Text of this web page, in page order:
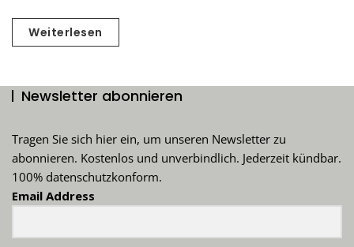
Weiterlesen
Newsletter abonnieren
Tragen Sie sich hier ein, um unseren Newsletter zu
abonnieren. Kostenlos und unverbindlich. Jederzeit kündbar.
100% datenschutzkonform.
Email Address